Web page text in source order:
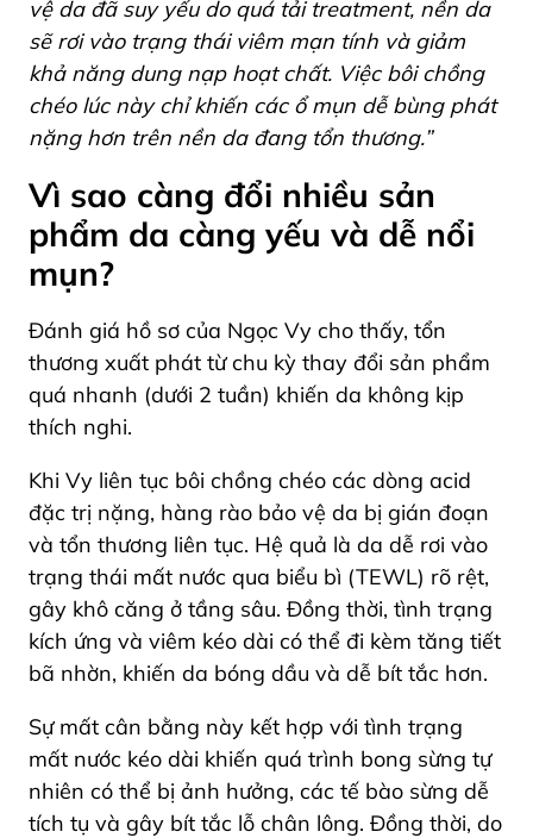
vệ da đã suy yếu do quá tải treatment, nền da
sẽ rơi vào trạng thái viêm mạn tính và giảm
khả năng dung nạp hoạt chất. Việc bôi chồng
chéo lúc này chỉ khiến các ổ mụn dễ bùng phát
nặng hơn trên nền da đang tổn thương.”
Vì sao càng đổi nhiều sản
phẩm da càng yếu và dễ nổi
mụn?
Đánh giá hồ sơ của Ngọc Vy cho thấy, tổn
thương xuất phát từ chu kỳ thay đổi sản phẩm
quá nhanh (dưới 2 tuần) khiến da không kịp
thích nghi.
Khi Vy liên tục bôi chồng chéo các dòng acid
đặc trị nặng, hàng rào bảo vệ da bị gián đoạn
và tổn thương liên tục. Hệ quả là da dễ rơi vào
trạng thái mất nước qua biểu bì (TEWL) rõ rệt,
gây khô căng ở tầng sâu. Đồng thời, tình trạng
kích ứng và viêm kéo dài có thể đi kèm tăng tiết
bã nhờn, khiến da bóng dầu và dễ bít tắc hơn.
Sự mất cân bằng này kết hợp với tình trạng
mất nước kéo dài khiến quá trình bong sừng tự
nhiên có thể bị ảnh hưởng, các tế bào sừng dễ
tích tụ và gây bít tắc lỗ chân lông. Đồng thời, do